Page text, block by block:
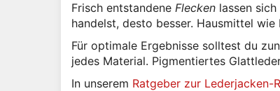
Frisch entstandene Flecken lassen
handelst, desto besser. Hausmittel
Für optimale Ergebnisse solltest du
jedes Material. Pigmentiertes
In unserem Ratgeber zur Lederjacken-